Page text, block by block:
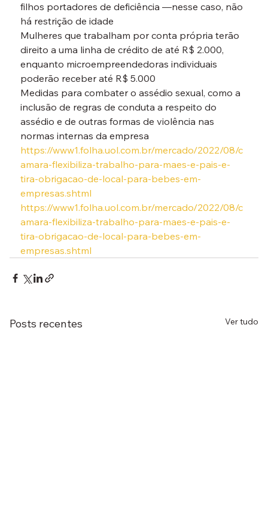
filhos portadores de deficiência —nesse caso, não
há restrição de idade
Mulheres que trabalham por conta própria terão
direito a uma linha de crédito de até R$ 2.000,
enquanto microempreendedoras individuais
poderão receber até R$ 5.000
Medidas para combater o assédio sexual, como a
inclusão de regras de conduta a respeito do
assédio e de outras formas de violência nas
normas internas da empresa
https://www1.folha.uol.com.br/mercado/2022/08/c
amara-flexibiliza-trabalho-para-maes-e-pais-e-
tira-obrigacao-de-local-para-bebes-em-
empresas.shtml
https://www1.folha.uol.com.br/mercado/2022/08/c
amara-flexibiliza-trabalho-para-maes-e-pais-e-
tira-obrigacao-de-local-para-bebes-em-
empresas.shtml
Posts recentes Ver tudo